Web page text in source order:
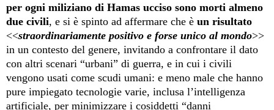
per ogni miliziano di Hamas ucciso sono morti almeno
due civili, e si è spinto ad affermare che è un risultato
<<straordinariamente positivo e forse unico al mondo>>
in un contesto del genere, invitando a confrontare il dato
con altri scenari “urbani” di guerra, e in cui i civili
vengono usati come scudi umani: e meno male che hanno
pure impiegato tecnologie varie, inclusa l’intelligenza
artificiale, per minimizzare i cosiddetti “danni